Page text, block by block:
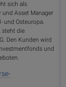
sich als
und Asset Manager
und Osteuropa.
steht die
Den Kunden wird
und